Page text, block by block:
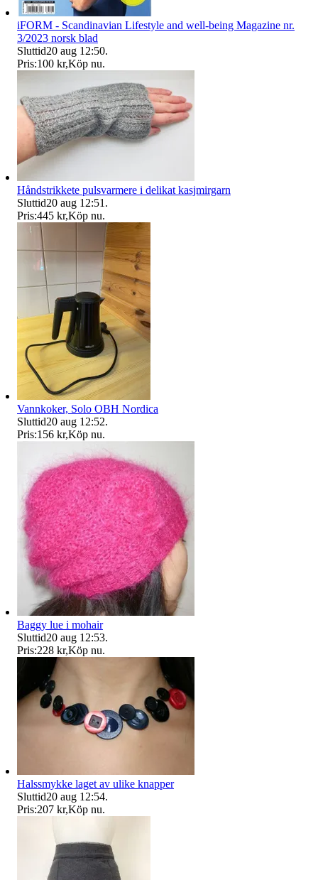
iFORM - Scandinavian Lifestyle and well-being Magazine nr.
3/2023 norsk blad
Sluttid20 aug 12:50.
Pris:100 kr,Köp nu.
Håndstrikkete pulsvarmere i delikat kasjmirgarn
Sluttid20 aug 12:51 .
Pris:445 kr,Köp nu.
Vannkoker, Solo OBH Nordica
Sluttid20 aug 12:52.
Pris:156 kr,Köp nu.
Baggy lue i mohair
Sluttid20 aug 12:53.
Pris:228 kr,Köp nu.
Halssmykke laget av ulike knapper
Sluttid20 aug 12:54.
Pris:207 kr,Köp nu.